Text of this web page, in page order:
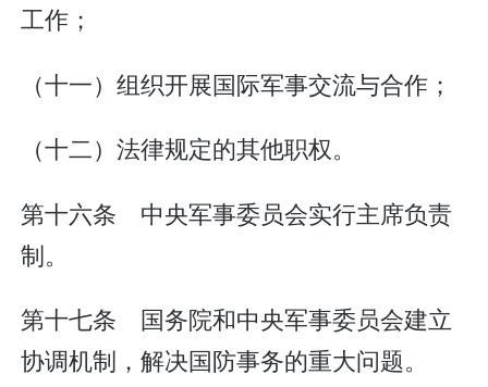
工作；
（十一）组织开展国际军事交流与合作；
（十二）法律规定的其他职权。
第十六条 中央军事委员会实行主席负责
制。
第十七条 国务院和中央军事委员会建立
协调机制，解决国防事务的重大问题。